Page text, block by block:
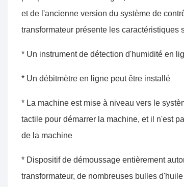
et de l'ancienne version du système de
transformateur présente les caractéristiques
* Un instrument de détection d'humidité en
* Un débitmètre en ligne peut être installé
* La machine est mise à niveau vers le
tactile pour démarrer la machine, et il n'est
de la machine
* Dispositif de démoussage entièrement
transformateur, de nombreuses bulles